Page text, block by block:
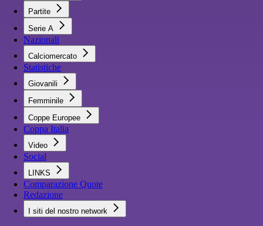
Partite
Serie A
Nazionali
Calciomercato
Statistiche
Giovanili
Femminile
Coppe Europee
Coppa Italia
Video
Social
LINKS
Comparazione Quote
Redazione
I siti del nostro network